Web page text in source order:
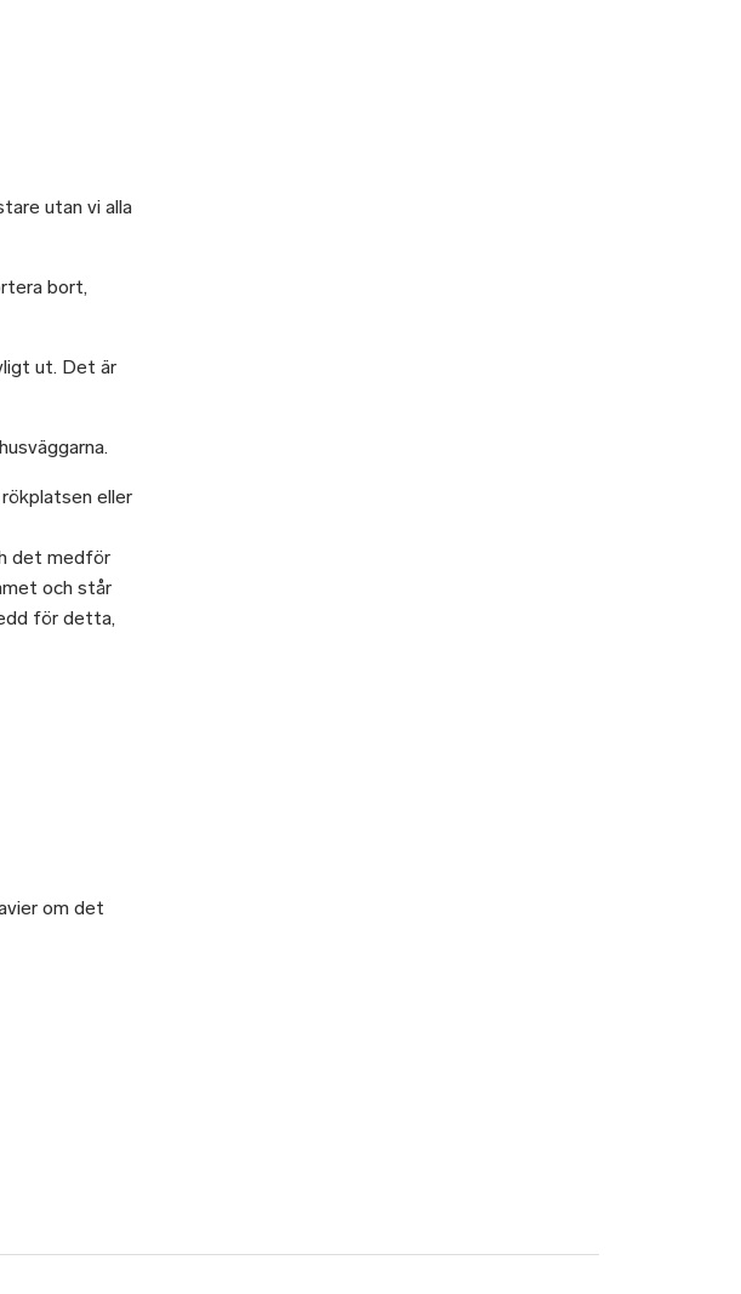
utan vi alla
bort,
ut. Det är
eller
det medför
och står
för detta,
om det